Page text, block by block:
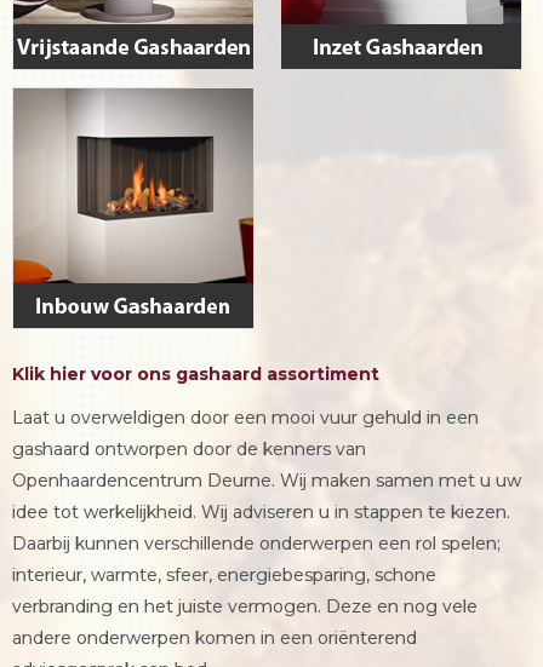
Klik hier voor ons gashaard assortiment
Laat u overweldigen door een mooi vuur gehuld in een
gashaard ontworpen door de kenners van
Openhaardencentrum Deurne. Wij maken samen met u uw
idee tot werkelijkheid. Wij adviseren u in stappen te kiezen.
Daarbij kunnen verschillende onderwerpen een rol spelen;
interieur, warmte, sfeer, energiebesparing, schone
verbranding en het juiste vermogen. Deze en nog vele
andere onderwerpen komen in een oriënterend